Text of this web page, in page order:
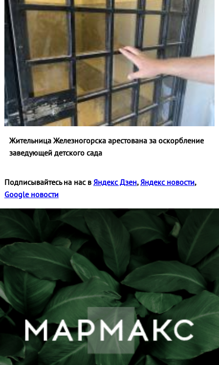
Жительница Железногорска арестована за оскорбление
заведующей детского сада
Подписывайтесь на нас в Яндекс Дзен, Яндекс новости,
Google новости